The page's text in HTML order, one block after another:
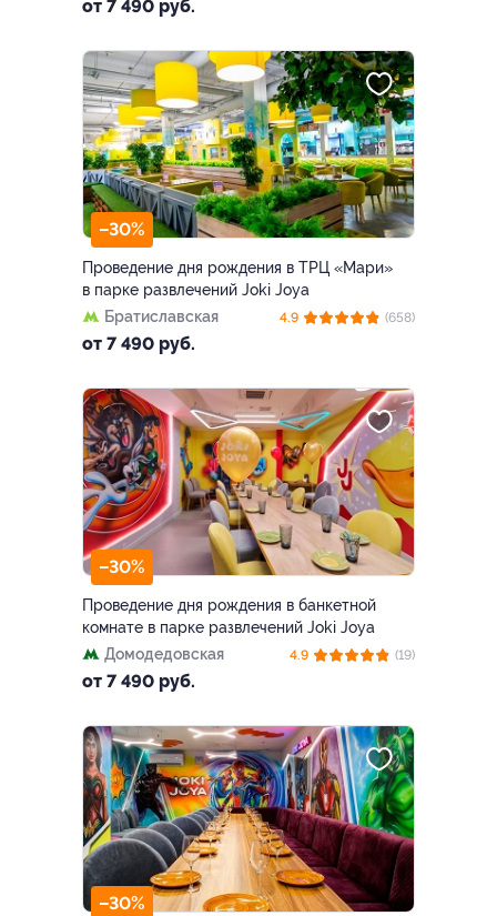
от 7 490 руб.
–30%
Проведение дня рождения в ТРЦ «Мари»
в парке развлечений Joki Joya
Братиславская
от 7 490 руб.
4.9 (658)
–30%
Проведение дня рождения в банкетной
комнате в парке развлечений Joki Joya
Домодедовская
от 7 490 руб.
4.9 (19)
–30%